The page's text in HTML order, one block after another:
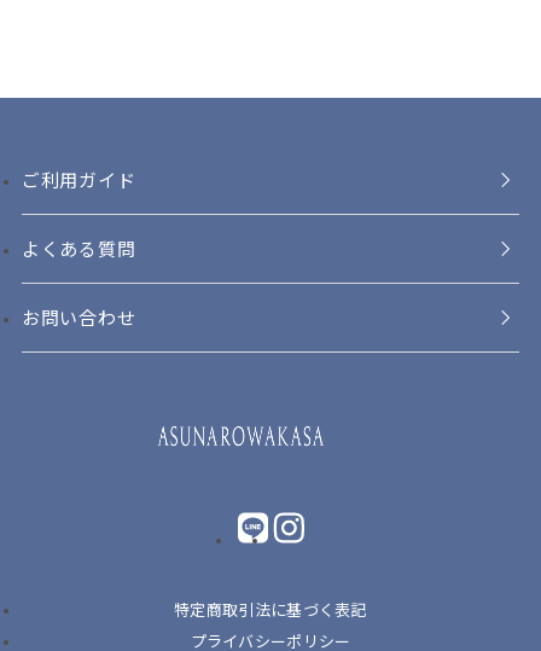
ご利用ガイド
よくある質問
お問い合わせ
LINE instagram
特定商取引法に基づく表記
プライバシーポリシー